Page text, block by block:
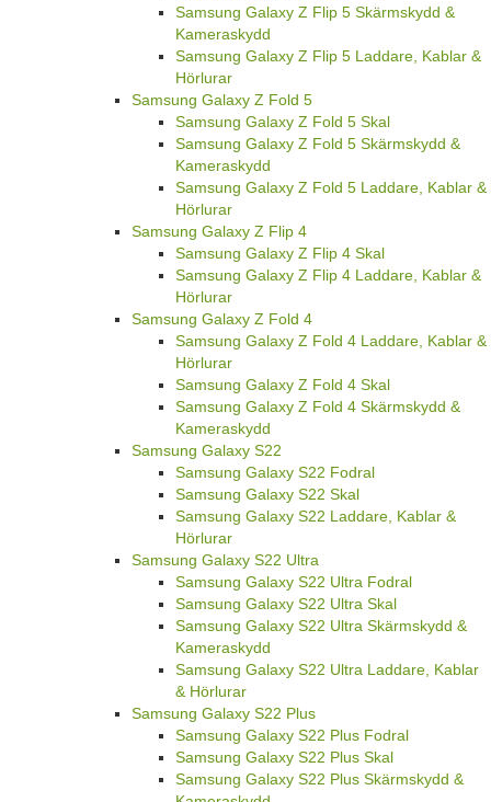
Samsung Galaxy Z Flip 5 Skärmskydd &
Kameraskydd
Samsung Galaxy Z Flip 5 Laddare, Kablar &
Hörlurar
Samsung Galaxy Z Fold 5
Samsung Galaxy Z Fold 5 Skal
Samsung Galaxy Z Fold 5 Skärmskydd &
Kameraskydd
Samsung Galaxy Z Fold 5 Laddare, Kablar &
Hörlurar
Samsung Galaxy Z Flip 4
Samsung Galaxy Z Flip 4 Skal
Samsung Galaxy Z Flip 4 Laddare, Kablar &
Hörlurar
Samsung Galaxy Z Fold 4
Samsung Galaxy Z Fold 4 Laddare, Kablar &
Hörlurar
Samsung Galaxy Z Fold 4 Skal
Samsung Galaxy Z Fold 4 Skärmskydd &
Kameraskydd
Samsung Galaxy S22
Samsung Galaxy S22 Fodral
Samsung Galaxy S22 Skal
Samsung Galaxy S22 Laddare, Kablar &
Hörlurar
Samsung Galaxy S22 Ultra
Samsung Galaxy S22 Ultra Fodral
Samsung Galaxy S22 Ultra Skal
Samsung Galaxy S22 Ultra Skärmskydd &
Kameraskydd
Samsung Galaxy S22 Ultra Laddare, Kablar
& Hörlurar
Samsung Galaxy S22 Plus
Samsung Galaxy S22 Plus Fodral
Samsung Galaxy S22 Plus Skal
Samsung Galaxy S22 Plus Skärmskydd &